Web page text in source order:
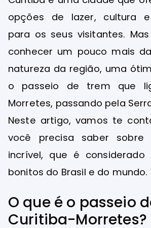
opções de lazer, cultura
para os seus visitantes.
conhecer um pouco mais
natureza da região, uma
o passeio de trem que
Morretes, passando pela
Neste artigo, vamos te
você precisa saber sobre
incrível, que é
bonitos do Brasil e do mundo.
O que é o passeio
Curitiba-Morretes?